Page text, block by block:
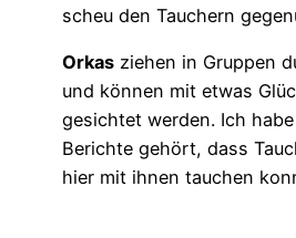
scheu den Tauchern
Orkas ziehen in Gruppen
und können mit etwas
gesichtet werden. Ich
Berichte gehört, dass
hier mit ihnen tauchen